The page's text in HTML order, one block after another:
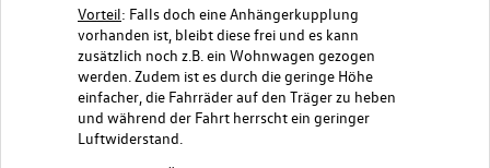
Vorteil: Falls doch eine Anhängerkupplung
vorhanden ist, bleibt diese frei und es kann
zusätzlich noch z.B. ein Wohnwagen gezogen
werden. Zudem ist es durch die geringe Höhe
einfacher, die Fahrräder auf den Träger zu heben
und während der Fahrt herrscht ein geringer
Luftwiderstand.